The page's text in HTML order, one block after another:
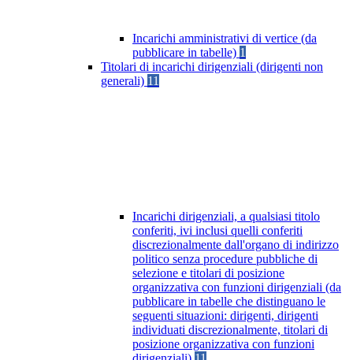
Incarichi amministrativi di vertice (da
pubblicare in tabelle) 1
Titolari di incarichi dirigenziali (dirigenti non
generali) 11
Incarichi dirigenziali, a qualsiasi titolo
conferiti, ivi inclusi quelli conferiti
discrezionalmente dall'organo di indirizzo
politico senza procedure pubbliche di
selezione e titolari di posizione
organizzativa con funzioni dirigenziali (da
pubblicare in tabelle che distinguano le
seguenti situazioni: dirigenti, dirigenti
individuati discrezionalmente, titolari di
posizione organizzativa con funzioni